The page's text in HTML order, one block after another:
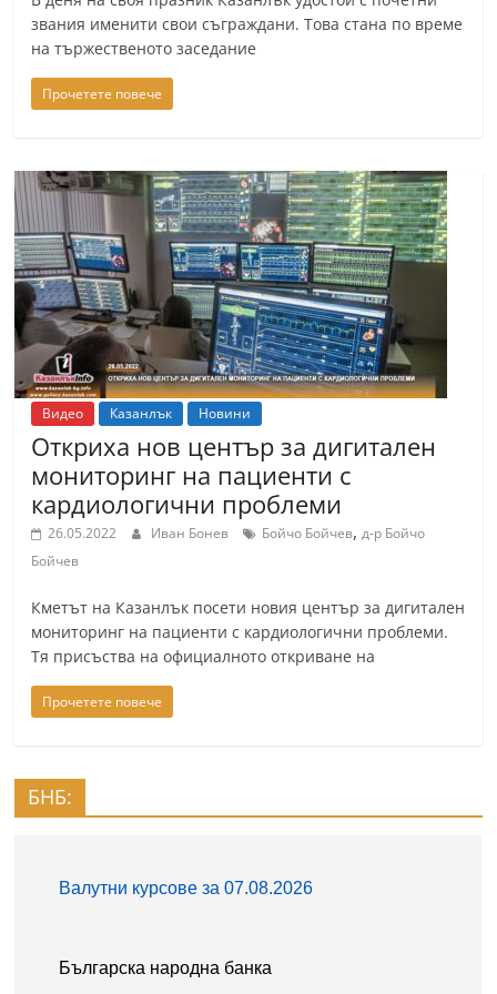
n
l
a
k
i
,
k
a
z
a
n
l
a
b
g
i
a
звания именити свои съграждани. Това стана по време
на тържественото заседание
Прочетете повече
Видео Казанлък Новини
Откриха нов център за дигитален
мониторинг на пациенти с
кардиологични проблеми
26.05.2022 Иван Бонев Бойчо Бойчев,д-р Бойчо
Бойчев
Кметът на Казанлък посети новия център за дигитален
мониторинг на пациенти с кардиологични проблеми.
Тя присъства на официалното откриване на
Прочетете повече
БНБ: